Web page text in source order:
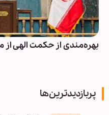
بهره‌مندی از حکمت الهی از
پربازدیدترین‌ها